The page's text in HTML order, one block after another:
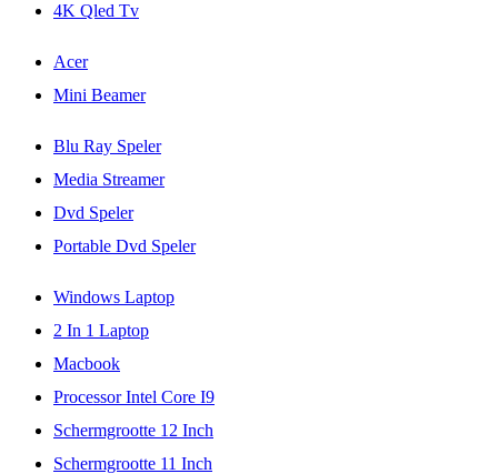
4K Qled Tv
Acer
Mini Beamer
Blu Ray Speler
Media Streamer
Dvd Speler
Portable Dvd Speler
Windows Laptop
2 In 1 Laptop
Macbook
Processor Intel Core I9
Schermgrootte 12 Inch
Schermgrootte 11 Inch